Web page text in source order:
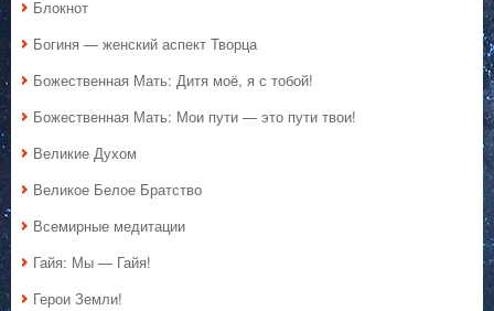
Блокнот
Богиня — женский аспект Творца
Божественная Мать: Дитя моё, я с тобой!
Божественная Мать: Мои пути — это пути твои!
Великие Духом
Великое Белое Братство
Всемирные медитации
Гайя: Мы — Гайя!
Герои Земли!